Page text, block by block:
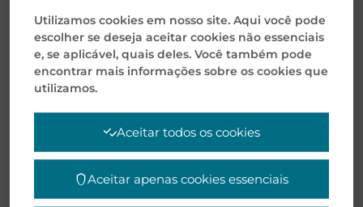
Utilizamos cookies em nosso site. Aqui você pode
escolher se deseja aceitar cookies não essenciais
e, se aplicável, quais deles. Você também pode
encontrar mais informações sobre os cookies que
utilizamos.
Aceitar todos os cookies
Aceitar apenas cookies essenciais